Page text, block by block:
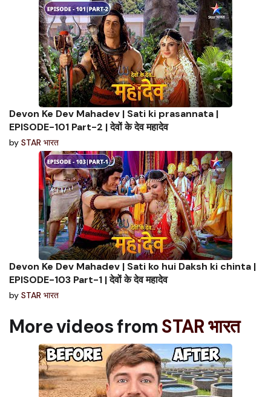
Devon Ke Dev Mahadev | Sati ki prasannata |
EPISODE-101 Part-2 | देवों के देव महादेव
by STAR भारत
Devon Ke Dev Mahadev | Sati ko hui Daksh ki chinta |
EPISODE-103 Part-1 | देवों के देव महादेव
by STAR भारत
More videos fromSTAR भारत